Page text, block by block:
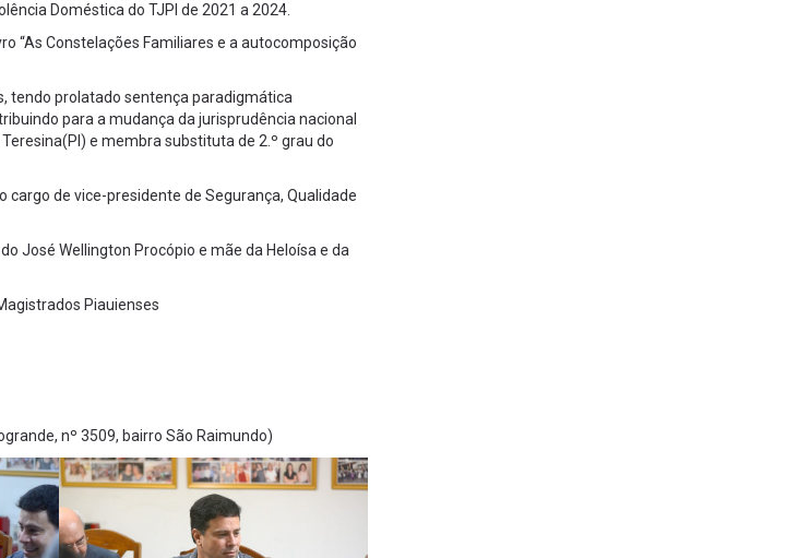
Doméstica do TJPI de 2021 a 2024.
“As Constelações Familiares e a autocomposição
tendo prolatado sentença paradigmática
para a mudança da jurisprudência nacional
e membra substituta de 2.º grau do
cargo de vice-presidente de Segurança, Qualidade
José Wellington Procópio e mãe da Heloísa e da
Piauienses
nº 3509, bairro São Raimundo)